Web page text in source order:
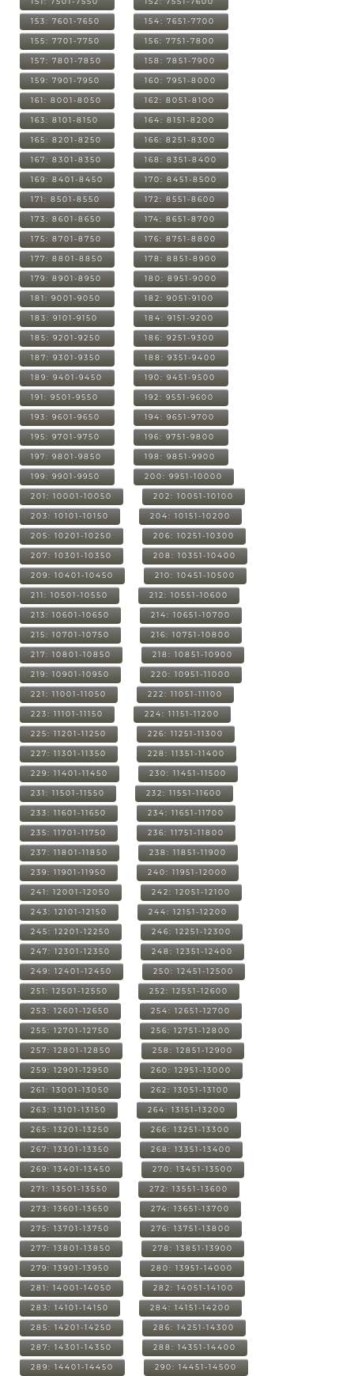
153: 7601-7650 154: 7651-7700
155: 7701-7750 156: 7751-7800
157: 7801-7850 158: 7851-7900
159: 7901-7950 160: 7951-8000
161: 8001-8050 162: 8051-8100
163: 8101-8150 164: 8151-8200
165: 8201-8250 166: 8251-8300
167: 8301-8350 168: 8351-8400
169: 8401-8450 170: 8451-8500
171: 8501-8550 172: 8551-8600
173: 8601-8650 174: 8651-8700
175: 8701-8750 176: 8751-8800
177: 8801-8850 178: 8851-8900
179: 8901-8950 180: 8951-9000
181: 9001-9050 182: 9051-9100
183: 9101-9150 184: 9151-9200
185: 9201-9250 186: 9251-9300
187: 9301-9350 188: 9351-9400
189: 9401-9450 190: 9451-9500
191: 9501-9550 192: 9551-9600
193: 9601-9650 194: 9651-9700
195: 9701-9750 196: 9751-9800
197: 9801-9850 198: 9851-9900
199: 9901-9950 200: 9951-10000
201: 10001-10050 202: 10051-10100
203: 10101-10150 204: 10151-10200
205: 10201-10250 206: 10251-10300
207: 10301-10350 208: 10351-10400
209: 10401-10450 210: 10451-10500
211: 10501-10550 212: 10551-10600
213: 10601-10650 214: 10651-10700
215: 10701-10750 216: 10751-10800
217: 10801-10850 218: 10851-10900
219: 10901-10950 220: 10951-11000
221: 11001-11050 222: 11051-11100
223: 11101-11150 224: 11151-11200
225: 11201-11250 226: 11251-11300
227: 11301-11350 228: 11351-11400
229: 11401-11450 230: 11451-11500
231: 11501-11550 232: 11551-11600
233: 11601-11650 234: 11651-11700
235: 11701-11750 236: 11751-11800
237: 11801-11850 238: 11851-11900
239: 11901-11950 240: 11951-12000
241: 12001-12050 242: 12051-12100
243: 12101-12150 244: 12151-12200
245: 12201-12250 246: 12251-12300
247: 12301-12350 248: 12351-12400
249: 12401-12450 250: 12451-12500
251: 12501-12550 252: 12551-12600
253: 12601-12650 254: 12651-12700
255: 12701-12750 256: 12751-12800
257: 12801-12850 258: 12851-12900
259: 12901-12950 260: 12951-13000
261: 13001-13050 262: 13051-13100
263: 13101-13150 264: 13151-13200
265: 13201-13250 266: 13251-13300
267: 13301-13350 268: 13351-13400
269: 13401-13450 270: 13451-13500
271: 13501-13550 272: 13551-13600
273: 13601-13650 274: 13651-13700
275: 13701-13750 276: 13751-13800
277: 13801-13850 278: 13851-13900
279: 13901-13950 280: 13951-14000
281: 14001-14050 282: 14051-14100
283: 14101-14150 284: 14151-14200
285: 14201-14250 286: 14251-14300
287: 14301-14350 288: 14351-14400
289: 14401-14450 290: 14451-14500